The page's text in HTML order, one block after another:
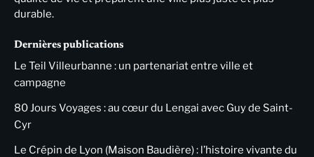
durable.
Dernières publications
Le Teil Villeurbanne : un partenariat entre ville et
campagne
80 Jours Voyages : au cœur du Lengai avec Guy de Saint-
Cyr
Le Crépin de Lyon (Maison Baudière) : l’histoire vivante du